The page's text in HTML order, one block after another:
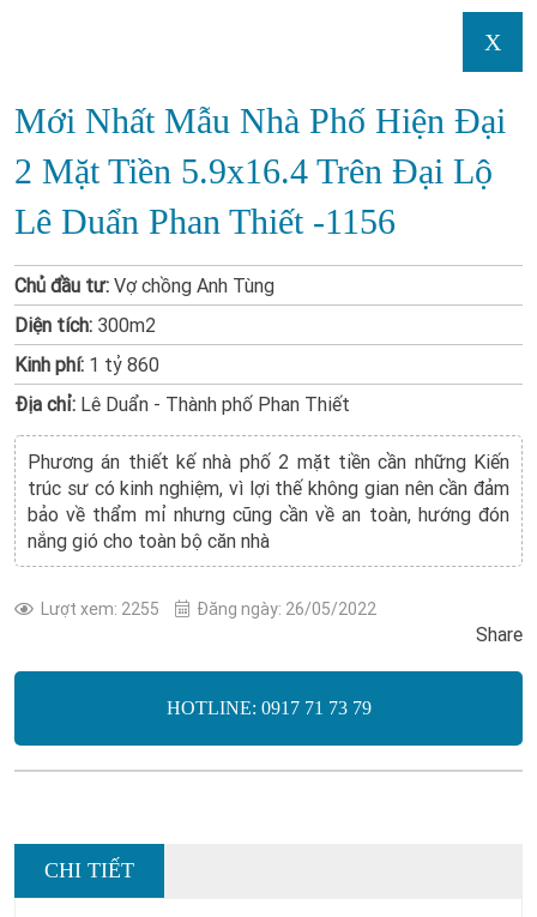
X
Mới Nhất Mẫu Nhà Phố Hiện Đại
2 Mặt Tiền 5.9x16.4 Trên Đại Lộ
Lê Duẩn Phan Thiết -1156
Chủ đầu tư: Vợ chồng Anh Tùng
Diện tích: 300m2
Kinh phí: 1 tỷ 860
Địa chỉ: Lê Duẩn - Thành phố Phan Thiết
Phương án thiết kế nhà phố 2 mặt tiền cần những Kiến
trúc sư có kinh nghiệm, vì lợi thế không gian nên cần đảm
bảo về thẩm mỉ nhưng cũng cần về an toàn, hướng đón
nắng gió cho toàn bộ căn nhà
Lượt xem: 2255 Đăng ngày: 26/05/2022
Share
HOTLINE: 0917 71 73 79
CHI TIẾT